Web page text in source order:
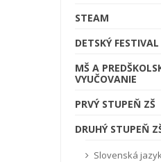
STEAM
DETSKÝ FESTIVAL
MŠ A
VYUČOVANIE
PRVÝ STUPEŇ ZŠ
DRUHÝ STUPEŇ
Slovenská